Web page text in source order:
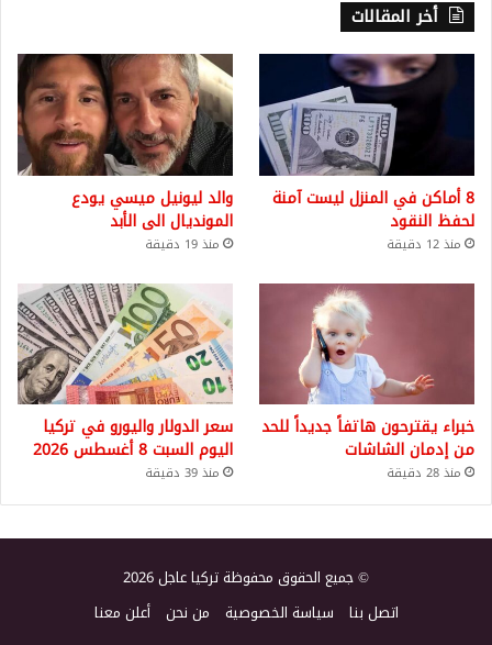
أخر المقالات
8 أماكن في المنزل ليست آمنة
لحفظ النقود
منذ 12 دقيقة
والد ليونيل ميسي يودع
المونديال الى الأبد
منذ 19 دقيقة
خبراء يقترحون هاتفاً جديداً للحد
من إدمان الشاشات
منذ 28 دقيقة
سعر الدولار واليورو في تركيا
اليوم السبت 8 أغسطس 2026
منذ 39 دقيقة
© جميع الحقوق محفوظة تركيا عاجل 2026
اتصل بنا سياسة الخصوصية من نحن أعلن معنا